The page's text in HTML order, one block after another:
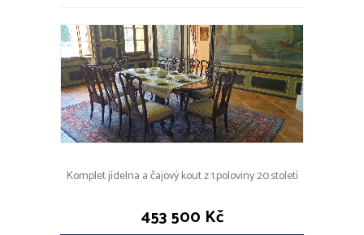
VŠICHNI AUTOŘI
Komplet jídelna a čajový kout z 1.poloviny 20.století
453 500 Kč